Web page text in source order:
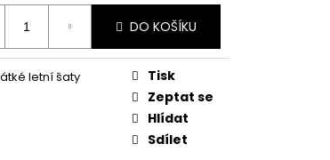
DO KOŠÍKU
letní šaty
Tisk
Zeptat se
Hlídat
Sdílet